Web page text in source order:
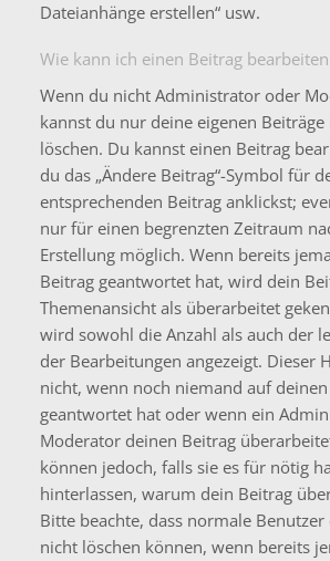
Dateianhänge erstellen“ usw.
Wie kann ich einen Beitrag
Wenn du nicht Administrator oder
kannst du nur deine eigenen
löschen. Du kannst einen Beitrag
du das „Ändere Beitrag“-Symbol für
entsprechenden Beitrag anklickst;
nur für einen begrenzten Zeitraum
Erstellung möglich. Wenn bereits
Beitrag geantwortet hat, wird dein
Themenansicht als überarbeitet
wird sowohl die Anzahl als auch der
der Bearbeitungen angezeigt. Dieser
nicht, wenn noch niemand auf
geantwortet hat oder wenn ein
Moderator deinen Beitrag
können jedoch, falls sie es für nötig
hinterlassen, warum dein Beitrag
Bitte beachte, dass normale
nicht löschen können, wenn bereits